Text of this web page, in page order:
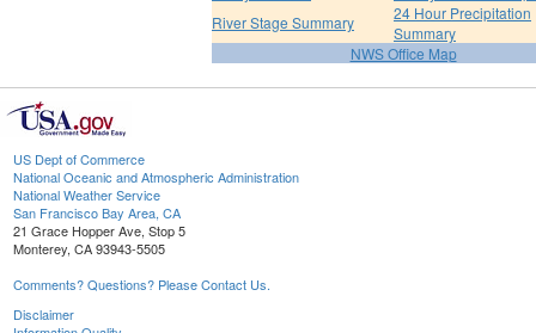
River Stage Summary
24 Hour Precipitation
Summary
NWS Office Map
US Dept of Commerce
National Oceanic and Atmospheric Administration
National Weather Service
San Francisco Bay Area, CA
21 Grace Hopper Ave, Stop 5
Monterey, CA 93943-5505
Comments? Questions? Please Contact Us.
Disclaimer